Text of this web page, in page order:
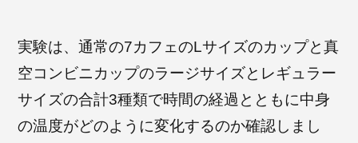
実験は、通常の7カフェのLサイズのカップと真
空コンビニカップのラージサイズとレギュラー
サイズの合計3種類で時間の経過とともに中身
の温度がどのように変化するのか確認しまし